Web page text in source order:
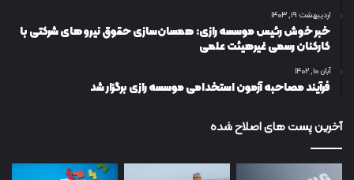
اردیبهشت ۱۹, ۱۴۰۳
خبر خوش رئیس موسسه رازی: همسان‌سازی حقوق نیروهای شرکتی با
کارکنان رسمی غیرهیئت علمی
آبان ۱۰, ۱۴۰۲
فرآیند مصاحبه آزمون استخدامی موسسه رازی برگزار شد
آخرین پست های اصلاح شده